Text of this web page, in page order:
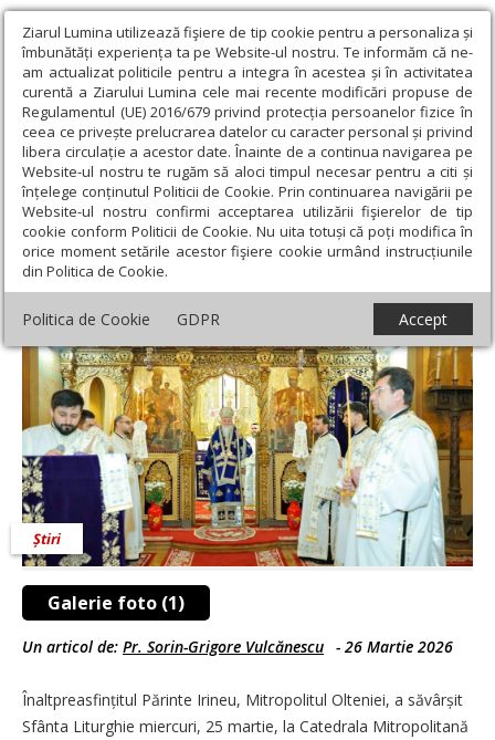
Ziarul Lumina utilizează fişiere de tip cookie pentru a personaliza și
îmbunătăți experiența ta pe Website-ul nostru. Te informăm că ne-
am actualizat politicile pentru a integra în acestea și în activitatea
curentă a Ziarului Lumina cele mai recente modificări propuse de
Regulamentul (UE) 2016/679 privind protecția persoanelor fizice în
ceea ce privește prelucrarea datelor cu caracter personal și privind
libera circulație a acestor date. Înainte de a continua navigarea pe
Website-ul nostru te rugăm să aloci timpul necesar pentru a citi și
înțelege conținutul Politicii de Cookie. Prin continuarea navigării pe
Website-ul nostru confirmi acceptarea utilizării fişierelor de tip
cookie conform Politicii de Cookie. Nu uita totuși că poți modifica în
orice moment setările acestor fişiere cookie urmând instrucțiunile
din Politica de Cookie.
Politica de Cookie GDPR Accept
Ziarul Lumina › Actualitate religioasă › Știri › Praznic împărătesc
la Catedrala Mitropolitană din Craiova
Praznic împărătesc la Catedrala
Mitropolitană din Craiova
Galerie foto (1)
Știri
Un articol de: Pr. Sorin-Grigore Vulcănescu - 26 Martie 2026
Înaltpreasfințitul Părinte Irineu, Mitropolitul Olteniei, a săvârșit
Sfânta Liturghie miercuri, 25 martie, la Catedrala Mitropolitană